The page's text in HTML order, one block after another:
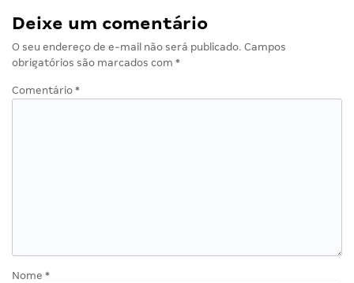
Deixe um comentário
O seu endereço de e-mail não será publicado. Campos
obrigatórios são marcados com *
Comentário *
Nome *